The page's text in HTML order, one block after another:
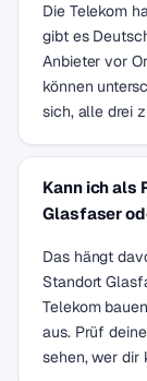
Die Telekom
gibt es
Anbieter vor
können
sich, alle drei
Kann ich als
Glasfaser
Das hängt
Standort
Telekom
aus. Prüf
sehen, wer dir